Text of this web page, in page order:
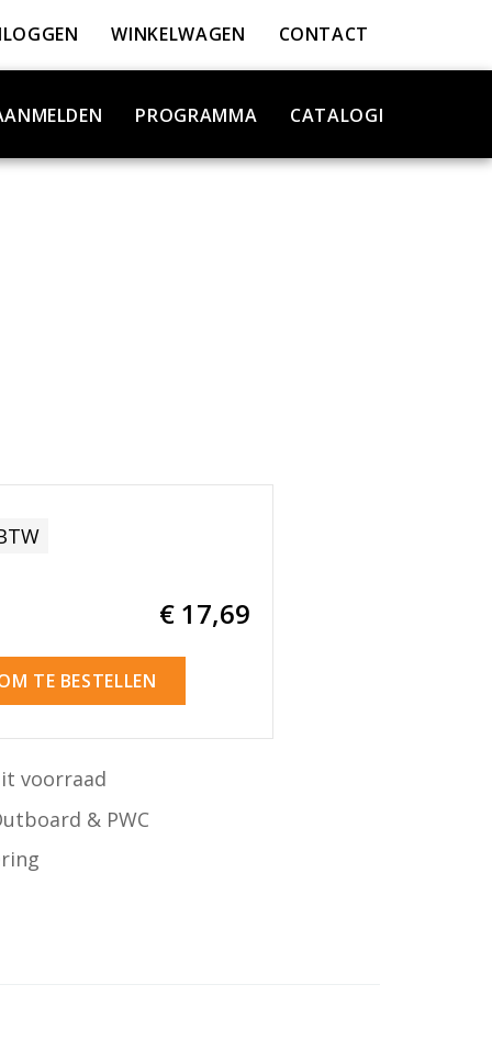
WINKELWAGEN CONTACT
PROGRAMMA CATALOGI
€ 17,69
TE BESTELLEN
voorraad
& PWC